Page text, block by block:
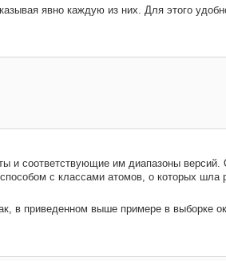
явно каждую из них. Для этого
и соответствующие им диапазоны версий.
с классами атомов, о которых шла
в приведенном выше примере в выборке